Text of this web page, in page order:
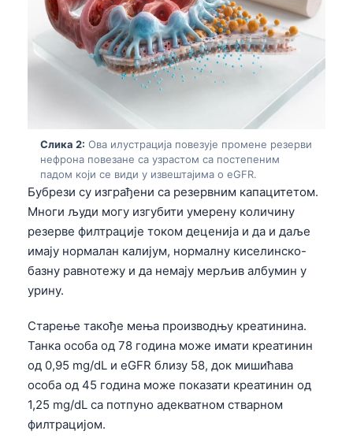
Слика 2: Ова илустрација повезује промене резерви
нефрона повезане са узрастом са постепеним
падом који се види у извештајима о eGFR.
Бубрези су изграђени са резервним капацитетом.
Многи људи могу изгубити умерену количину
резерве филтрације током деценија и да и даље
имају нормалан калијум, нормалну киселинско-
базну равнотежу и да немају мерљив албумин у
урину.
Старење такође мења производњу креатинина.
Танка особа од 78 година може имати креатинин
од 0,95 mg/dL и eGFR близу 58, док мишићава
особа од 45 година може показати креатинин од
1,25 mg/dL са потпуно адекватном стварном
филтрацијом.